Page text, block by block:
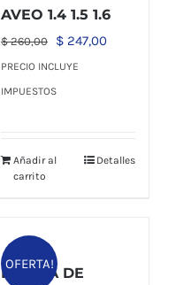
AVEO 1.4 1.5 1.6
$260,00
El
precio
original
$ 247,00El
PRECIO INCLUYE
IMPUESTOS
Añadir al
carrito
Detalles
OFERTA!
BOMBA DE